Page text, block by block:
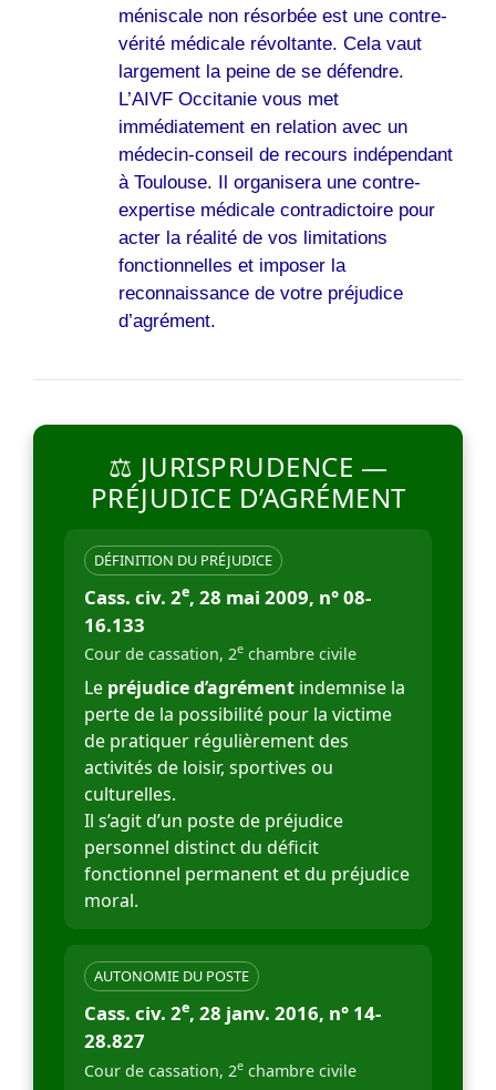
méniscale non résorbée est une contre-
vérité médicale révoltante. Cela vaut
largement la peine de se défendre.
L’AIVF Occitanie vous met
immédiatement en relation avec un
médecin-conseil de recours indépendant
à Toulouse. Il organisera une contre-
expertise médicale contradictoire pour
acter la réalité de vos limitations
fonctionnelles et imposer la
reconnaissance de votre préjudice
d’agrément.
⚖️ JURISPRUDENCE —
PRÉJUDICE D’AGRÉMENT
DÉFINITION DU PRÉJUDICE
Cass. civ. 2e, 28 mai 2009, n° 08-
16.133
Cour de cassation, 2e chambre civile
Le préjudice d’agrément indemnise la
perte de la possibilité pour la victime
de pratiquer régulièrement des
activités de loisir, sportives ou
culturelles.
Il s’agit d’un poste de préjudice
personnel distinct du déficit
fonctionnel permanent et du préjudice
moral.
AUTONOMIE DU POSTE
Cass. civ. 2e, 28 janv. 2016, n° 14-
28.827
Cour de cassation, 2e chambre civile